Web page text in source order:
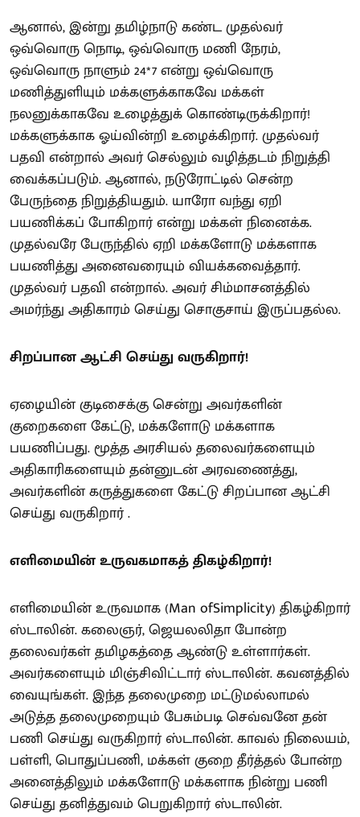
ஆனால், இன்று தமிழ்நாடு கண்ட முதல்வர்
ஒவ்வொரு நொடி, ஒவ்வொரு மணி நேரம்,
ஒவ்வொரு நாளும் 24*7 என்று ஒவ்வொரு
மணித்துளியும் மக்களுக்காகவே மக்கள்
நலனுக்காகவே உழைத்துக் கொண்டிருக்கிறார்!
மக்களுக்காக ஓய்வின்றி உழைக்கிறார். முதல்வர்
பதவி என்றால் அவர் செல்லும் வழித்தடம் நிறுத்தி
வைக்கப்படும். ஆனால், நடுரோட்டில் சென்ற
பேருந்தை நிறுத்தியதும். யாரோ வந்து ஏறி
பயணிக்கப் போகிறார் என்று மக்கள் நினைக்க.
முதல்வரே பேருந்தில் ஏறி மக்களோடு மக்களாக
பயணித்து அனைவரையும் வியக்கவைத்தார்.
முதல்வர் பதவி என்றால். அவர் சிம்மாசனத்தில்
அமர்ந்து அதிகாரம் செய்து சொகுசாய் இருப்பதல்ல.
சிறப்பான ஆட்சி செய்து வருகிறார்!
ஏழையின் குடிசைக்கு சென்று அவர்களின்
குறைகளை கேட்டு, மக்களோடு மக்களாக
பயணிப்பது. மூத்த அரசியல் தலைவர்களையும்
அதிகாரிகளையும் தன்னுடன் அரவணைத்து,
அவர்களின் கருத்துகளை கேட்டு சிறப்பான ஆட்சி
செய்து வருகிறார் .
எளிமையின் உருவகமாகத் திகழ்கிறார்!
எளிமையின் உருவமாக (Man ofSimplicity) திகழ்கிறார்
ஸ்டாலின். கலைஞர், ஜெயலலிதா போன்ற
தலைவர்கள் தமிழகத்தை ஆண்டு உள்ளார்கள்.
அவர்களையும் மிஞ்சிவிட்டார் ஸ்டாலின். கவனத்தில்
வையுங்கள். இந்த தலைமுறை மட்டுமல்லாமல்
அடுத்த தலைமுறையும் பேசும்படி செவ்வனே தன்
பணி செய்து வருகிறார் ஸ்டாலின். காவல் நிலையம்,
பள்ளி, பொதுப்பணி, மக்கள் குறை தீர்த்தல் போன்ற
அனைத்திலும் மக்களோடு மக்களாக நின்று பணி
செய்து தனித்துவம் பெறுகிறார் ஸ்டாலின்.